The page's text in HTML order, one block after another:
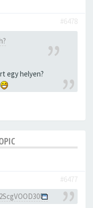
#6478
egy helyen?
#6477